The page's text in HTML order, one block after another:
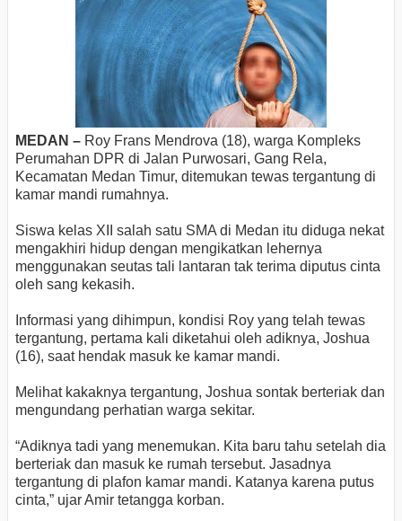
MEDAN – Roy Frans Mendrova (18), warga Kompleks
Perumahan DPR di Jalan Purwosari, Gang Rela,
Kecamatan Medan Timur, ditemukan tewas tergantung di
kamar mandi rumahnya.
Siswa kelas XII salah satu SMA di Medan itu diduga nekat
mengakhiri hidup dengan mengikatkan lehernya
menggunakan seutas tali lantaran tak terima diputus cinta
oleh sang kekasih.
Informasi yang dihimpun, kondisi Roy yang telah tewas
tergantung, pertama kali diketahui oleh adiknya, Joshua
(16), saat hendak masuk ke kamar mandi.
Melihat kakaknya tergantung, Joshua sontak berteriak dan
mengundang perhatian warga sekitar.
“Adiknya tadi yang menemukan. Kita baru tahu setelah dia
berteriak dan masuk ke rumah tersebut. Jasadnya
tergantung di plafon kamar mandi. Katanya karena putus
cinta,” ujar Amir tetangga korban.